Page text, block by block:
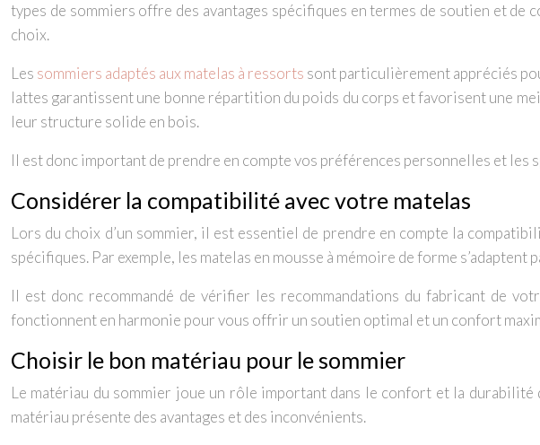
types de sommiers offre des avantages spécifiques en termes de soutien et
choix.
Les sommiers adaptés aux matelas à ressorts sont particulièrement appréciés
lattes garantissent une bonne répartition du poids du corps et favorisent une
leur structure solide en bois.
Il est donc important de prendre en compte vos préférences personnelles et les
Considérer la compatibilité avec votre matelas
Lors du choix d’un sommier, il est essentiel de prendre en compte la
spécifiques. Par exemple, les matelas en mousse à mémoire de forme
Il est donc recommandé de vérifier les recommandations du fabricant de
fonctionnent en harmonie pour vous offrir un soutien optimal et un confort
Choisir le bon matériau pour le sommier
Le matériau du sommier joue un rôle important dans le confort et la
matériau présente des avantages et des inconvénients.